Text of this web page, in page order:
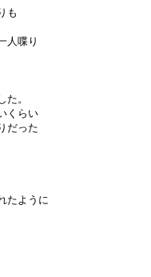
も
人喋り
。
くらい
だった
たように